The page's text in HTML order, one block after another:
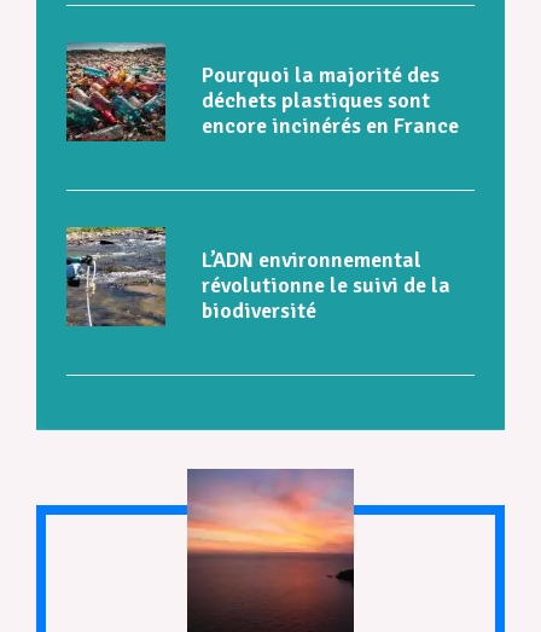
Pourquoi la majorité des
déchets plastiques sont
encore incinérés en France
L’ADN environnemental
révolutionne le suivi de la
biodiversité